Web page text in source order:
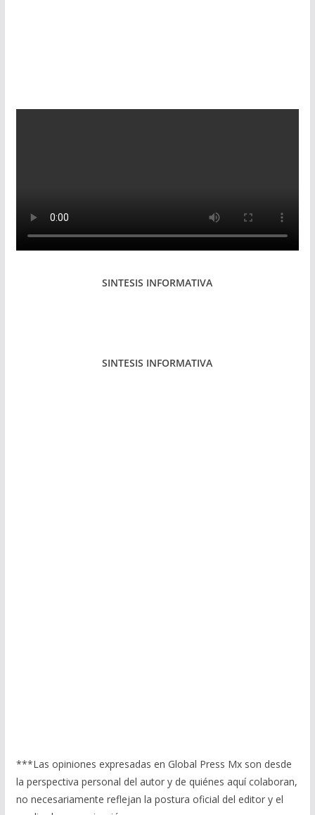
SINTESIS INFORMATIVA
SINTESIS INFORMATIVA
***Las opiniones expresadas en Global Press Mx son desde
la perspectiva personal del autor y de quiénes aquí colaboran,
no necesariamente reflejan la postura oficial del editor y el